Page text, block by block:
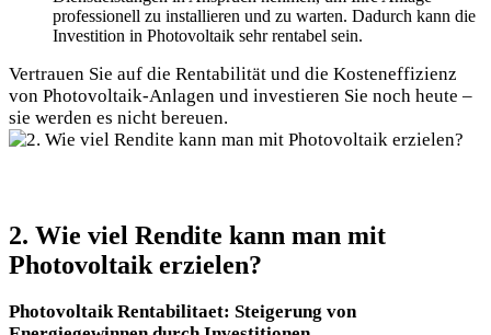
professionell zu installieren und zu warten. Dadurch kann die
Investition in Photovoltaik sehr rentabel sein.
Vertrauen Sie auf die Rentabilität und die Kosteneffizienz
von Photovoltaik-Anlagen und investieren Sie noch heute –
sie werden es nicht bereuen.
2. Wie viel Rendite kann man mit
Photovoltaik erzielen?
Photovoltaik Rentabilitaet: Steigerung von